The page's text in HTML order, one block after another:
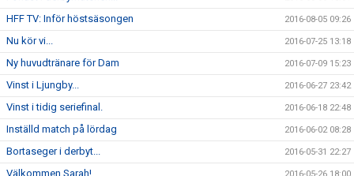
HFF TV: Inför höstsäsongen 2016-08-05 09:26
Nu kör vi... 2016-07-25 13:18
Ny huvudtränare för Dam 2016-07-09 15:23
Vinst i Ljungby... 2016-06-27 23:42
Vinst i tidig seriefinal. 2016-06-18 22:48
Inställd match på lördag 2016-06-02 08:28
Bortaseger i derbyt... 2016-05-31 22:27
Välkommen Sarah!